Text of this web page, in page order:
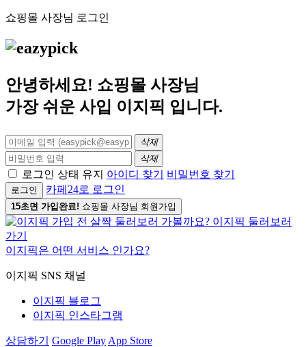
쇼핑몰 사장님 로그인
안녕하세요! 쇼핑몰 사장님
가장 쉬운 사입 이지픽 입니다.
삭제
삭제
로그인 상태 유지 아이디 찾기 비밀번호 찾기
로그인 카페24로 로그인
15초면 가입완료! 쇼핑몰 사장님 회원가입
이지픽은 어떤 서비스 인가요?
이지픽 SNS 채널
이지픽 블로그
이지픽 인스타그램
상담하기 Google Play App Store